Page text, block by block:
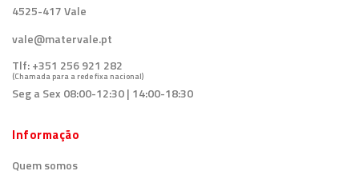
4525-417 Vale
vale@matervale.pt
Tlf:+351 256 921 282
(Chamada para a rede fixa nacional)
Seg a Sex 08:00-12:30 | 14:00-18:30
Informação
Quem somos